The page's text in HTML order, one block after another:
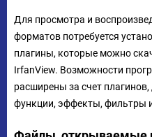
Для просмотра и
форматов потребуется
плагины, которые можно
IrfanView. Возможности
расширены за счет
функции, эффекты, фильтры